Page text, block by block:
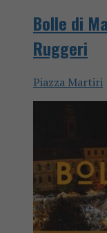
Bolle di
Ruggeri
Piazza Martiri